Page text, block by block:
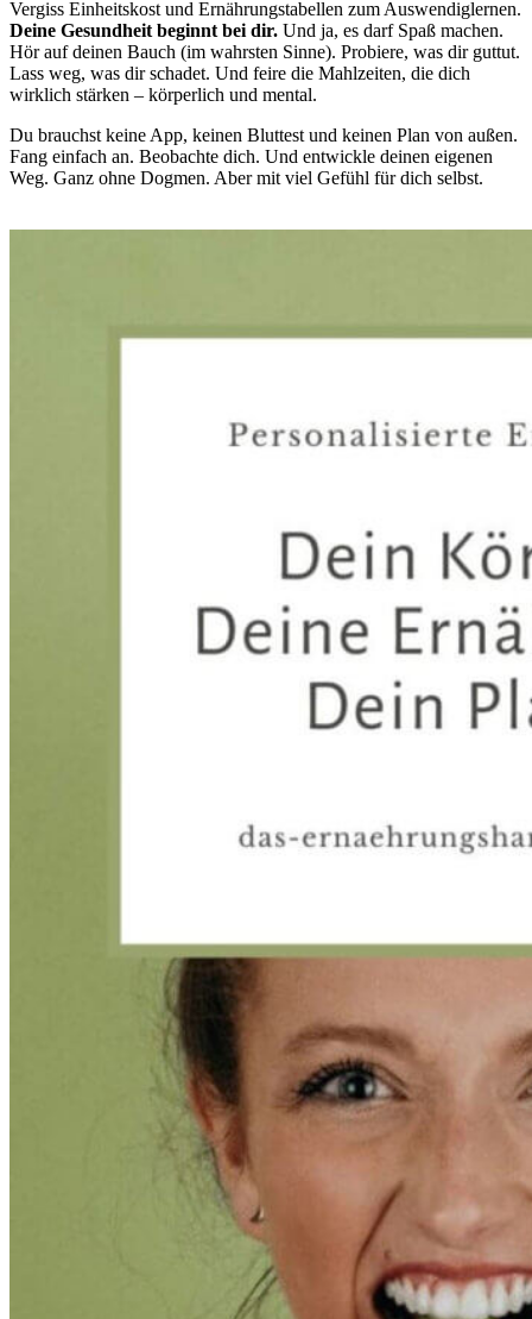
Vergiss Einheitskost und Ernährungstabellen zum Auswendiglernen.
Deine Gesundheit beginnt bei dir. Und ja, es darf Spaß machen.
Hör auf deinen Bauch (im wahrsten Sinne). Probiere, was dir guttut.
Lass weg, was dir schadet. Und feire die Mahlzeiten, die dich
wirklich stärken – körperlich und mental.
Du brauchst keine App, keinen Bluttest und keinen Plan von außen.
Fang einfach an. Beobachte dich. Und entwickle deinen eigenen
Weg. Ganz ohne Dogmen. Aber mit viel Gefühl für dich selbst.